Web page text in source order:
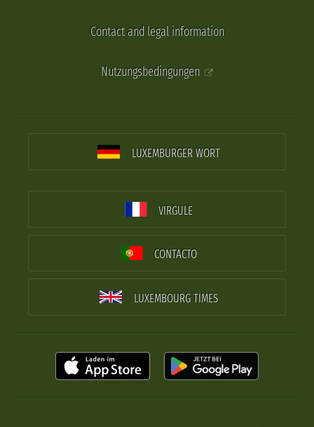
Contact and legal information
Nutzungsbedingungen
LUXEMBURGER WORT
VIRGULE
CONTACTO
LUXEMBOURG TIMES